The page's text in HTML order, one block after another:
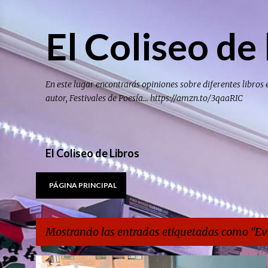
El Coliseo
En este lugar encontrarás opiniones sobre diferentes
autor, Festivales de Poesía... https://amzn.to/3qaaRIC
El Coliseo de Libros
PÁGINA PRINCIPAL
Mostrando las entradas etiquetadas como